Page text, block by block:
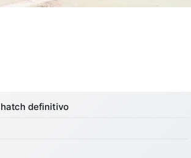
hatch definitivo